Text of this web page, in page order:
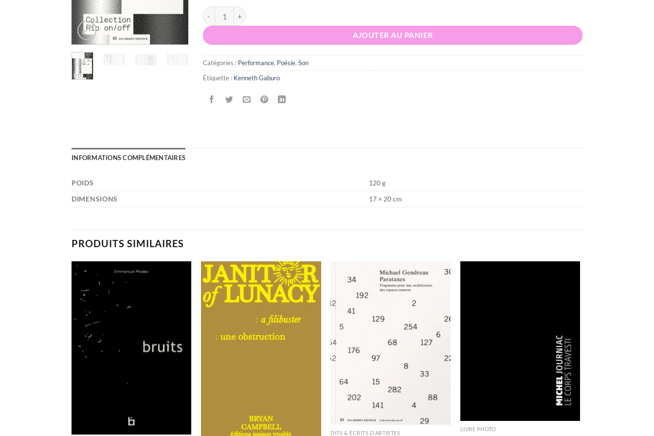
quantité de La beauté d'une musique qui ne compte pas - Kenneth Gaburo
AJOUTER AU PANIER
Catégories : Performance, Poésie, Son
Étiquette : Kenneth Gaburo
INFORMATIONS COMPLÉMENTAIRES
POIDS
120 g
DIMENSIONS
17 × 20 cm
PRODUITS SIMILAIRES
Ajouter
à la
wishlist
Ajouter
DITS & ÉCRITS D'ARTISTES
LIVRE PHOTO